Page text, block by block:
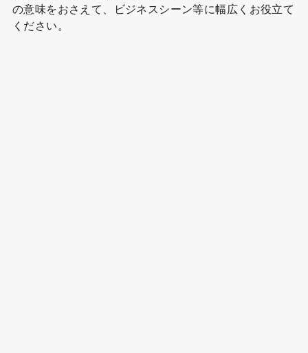
の意味をおさえて、ビジネスシーン等に幅広くお役立て
ください。